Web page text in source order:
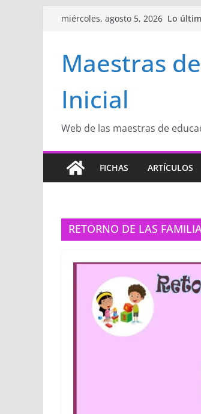
Saltarmiércoles, agosto 5, 2026 Lo
Maestras de
Inicial
Web de las maestras de
FICHAS ARTÍCULOS
RETORNO DE LAS